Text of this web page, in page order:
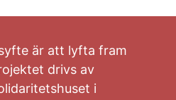
är att lyfta fram
drivs av
i